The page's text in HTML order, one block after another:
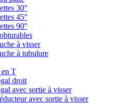
30°
45°
90°
à visser
à tubulure
en T
droit
avec sortie à visser
avec sortie à visser